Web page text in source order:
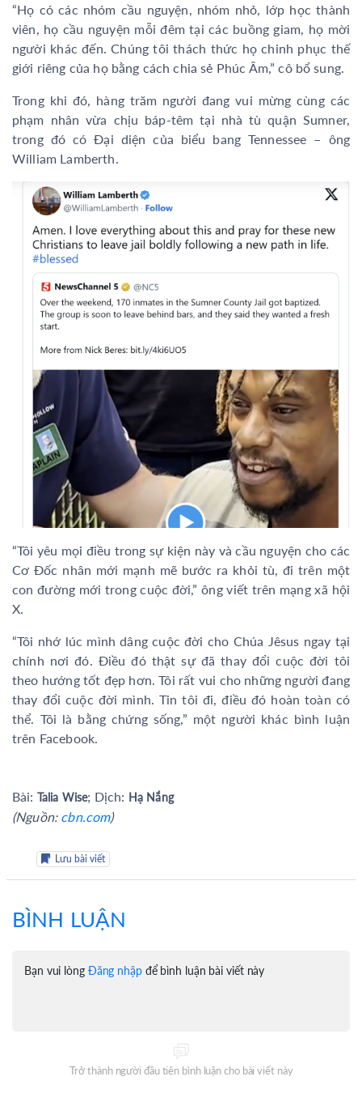
“Họ có các nhóm cầu nguyện, nhóm nhỏ, lớp học thành
viên, họ cầu nguyện mỗi đêm tại các buồng giam, họ mời
người khác đến. Chúng tôi thách thức họ chinh phục thế
giới riêng của họ bằng cách chia sẻ Phúc Âm,” cô bổ sung.
Trong khi đó, hàng trăm người đang vui mừng cùng các
phạm nhân vừa chịu báp-têm tại nhà tù quận Sumner,
trong đó có Đại diện của biểu bang Tennessee – ông
William Lamberth.
“Tôi yêu mọi điều trong sự kiện này và cầu nguyện cho các
Cơ Đốc nhân mới mạnh mẽ bước ra khỏi tù, đi trên một
con đường mới trong cuộc đời,” ông viết trên mạng xã hội
X.
“Tôi nhớ lúc mình dâng cuộc đời cho Chúa Jêsus ngay tại
chính nơi đó. Điều đó thật sự đã thay đổi cuộc đời tôi
theo hướng tốt đẹp hơn. Tôi rất vui cho những người đang
thay đổi cuộc đời mình. Tin tôi đi, điều đó hoàn toàn có
thể. Tôi là bằng chứng sống,” một người khác bình luận
trên Facebook.
Bài: Talia Wise; Dịch: Hạ Nắng
(Nguồn: cbn.com)
Lưu bài viết
BÌNH LUẬN
Bạn vui lòng Đăng nhậpđể bình luận bài viết này
Trở thành người đầu tiên bình luận cho bài viết này